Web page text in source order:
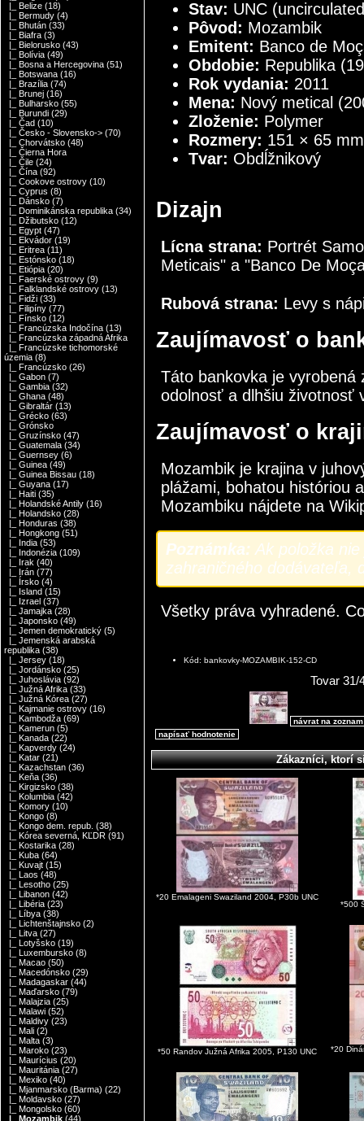
|_ Belize (18)
|_ Bermudy (4)
|_ Bhután (33)
|_ Biafra (3)
|_ Bielorusko (43)
|_ Bolívia (49)
|_ Bosna a Hercegovina (51)
|_ Botswana (16)
|_ Brazília (74)
|_ Brunej (16)
|_ Bulharsko (55)
|_ Burundi (29)
|_ Čad (10)
|_ Česko - Slovensko-> (70)
|_ Chorvátsko (48)
|_ Čierna Hora
|_ Čile (24)
|_ Čína (92)
|_ Cookove ostrovy (10)
|_ Cyprus (8)
|_ Dánsko (7)
|_ Dominikánska republika (34)
|_ Džibutsko (12)
|_ Egypt (47)
|_ Ekvádor (19)
|_ Eritrea (11)
|_ Estónsko (18)
|_ Etiópia (20)
|_ Faerské ostrovy (9)
|_ Falklandské ostrovy (13)
|_ Fidži (33)
|_ Filipíny (77)
|_ Fínsko (12)
|_ Francúzska Indočína (13)
|_ Francúzska západná Afrika
|_ Francúzske tichomorské
územia (8)
|_ Francúzsko (26)
|_ Gabon (7)
|_ Gambia (32)
|_ Ghana (48)
|_ Gibraltár (13)
|_ Grécko (63)
|_ Grónsko
|_ Gruzínsko (47)
|_ Guatemala (34)
|_ Guernsey (6)
|_ Guinea (49)
|_ Guinea Bissau (18)
|_ Guyana (17)
|_ Haiti (35)
|_ Holandské Antily (16)
|_ Holandsko (28)
|_ Honduras (38)
|_ Hongkong (51)
|_ India (53)
|_ Indonézia (109)
|_ Irak (40)
|_ Irán (77)
|_ Írsko (4)
|_ Island (15)
|_ Izrael (37)
|_ Jamajka (28)
|_ Japonsko (49)
|_ Jemen demokratický (5)
|_ Jemenská arabská
republika (38)
|_ Jersey (18)
|_ Jordánsko (25)
|_ Juhoslávia (92)
|_ Južná Afrika (33)
|_ Južná Kórea (27)
|_ Kajmanie ostrovy (16)
|_ Kambodža (69)
|_ Kamerun (5)
|_ Kanada (22)
|_ Kapverdy (24)
|_ Katar (21)
|_ Kazachstan (36)
|_ Keňa (36)
|_ Kirgizsko (38)
|_ Kolumbia (42)
|_ Komory (10)
|_ Kongo (8)
|_ Kongo dem. repub. (38)
|_ Kórea severná, KĽDR (91)
|_ Kostarika (28)
|_ Kuba (64)
|_ Kuvajt (15)
|_ Laos (48)
|_ Lesotho (25)
|_ Libanon (42)
|_ Libéria (23)
|_ Líbya (38)
|_ Lichtenštajnsko (2)
|_ Litva (27)
|_ Lotyšsko (19)
|_ Luxembursko (8)
|_ Macao (50)
|_ Macedónsko (29)
|_ Madagaskar (44)
|_ Maďarsko (79)
|_ Malajzia (25)
|_ Malawi (52)
|_ Maldivy (23)
|_ Mali (2)
|_ Malta (3)
|_ Maroko (23)
|_ Maurícius (20)
|_ Mauritánia (27)
|_ Mexiko (40)
|_ Mjanmarsko (Barma) (22)
|_ Moldavsko (27)
|_ Mongolsko (60)
|_ Mozambik (44)
Stav: UNC
Pôvod: Mozambik
Emitent: Banco de
Obdobie: Republika
Rok vydania: 2011
Mena: Nový metical
Zloženie: Polymer
Rozmery: 151 × 65 mm
Tvar: Obdĺžnikový
Dizajn
Lícna strana: Portrét
Meticais" a "Banco De
Rubová strana: Levy s
Zaujímavosť o
Táto bankovka je vyrobená
odolnosť a dlhšiu životnosť
Zaujímavosť o
Mozambik je krajina v
plážami, bohatou históriou
Mozambiku nájdete na
Poznámka: Ak položka
zahraničného dodávateľa,
Všetky práva vyhradené.
Kód: bankovky-MOZAMBIK-152-CD
Tovar 31/
návrat na
napísať hodnotenie
Zákazníci, ktorí
*20 Emalageni Swaziland 2004, P30b UNC
*500
*50 Randov Južná Afrika 2005, P130 UNC *20